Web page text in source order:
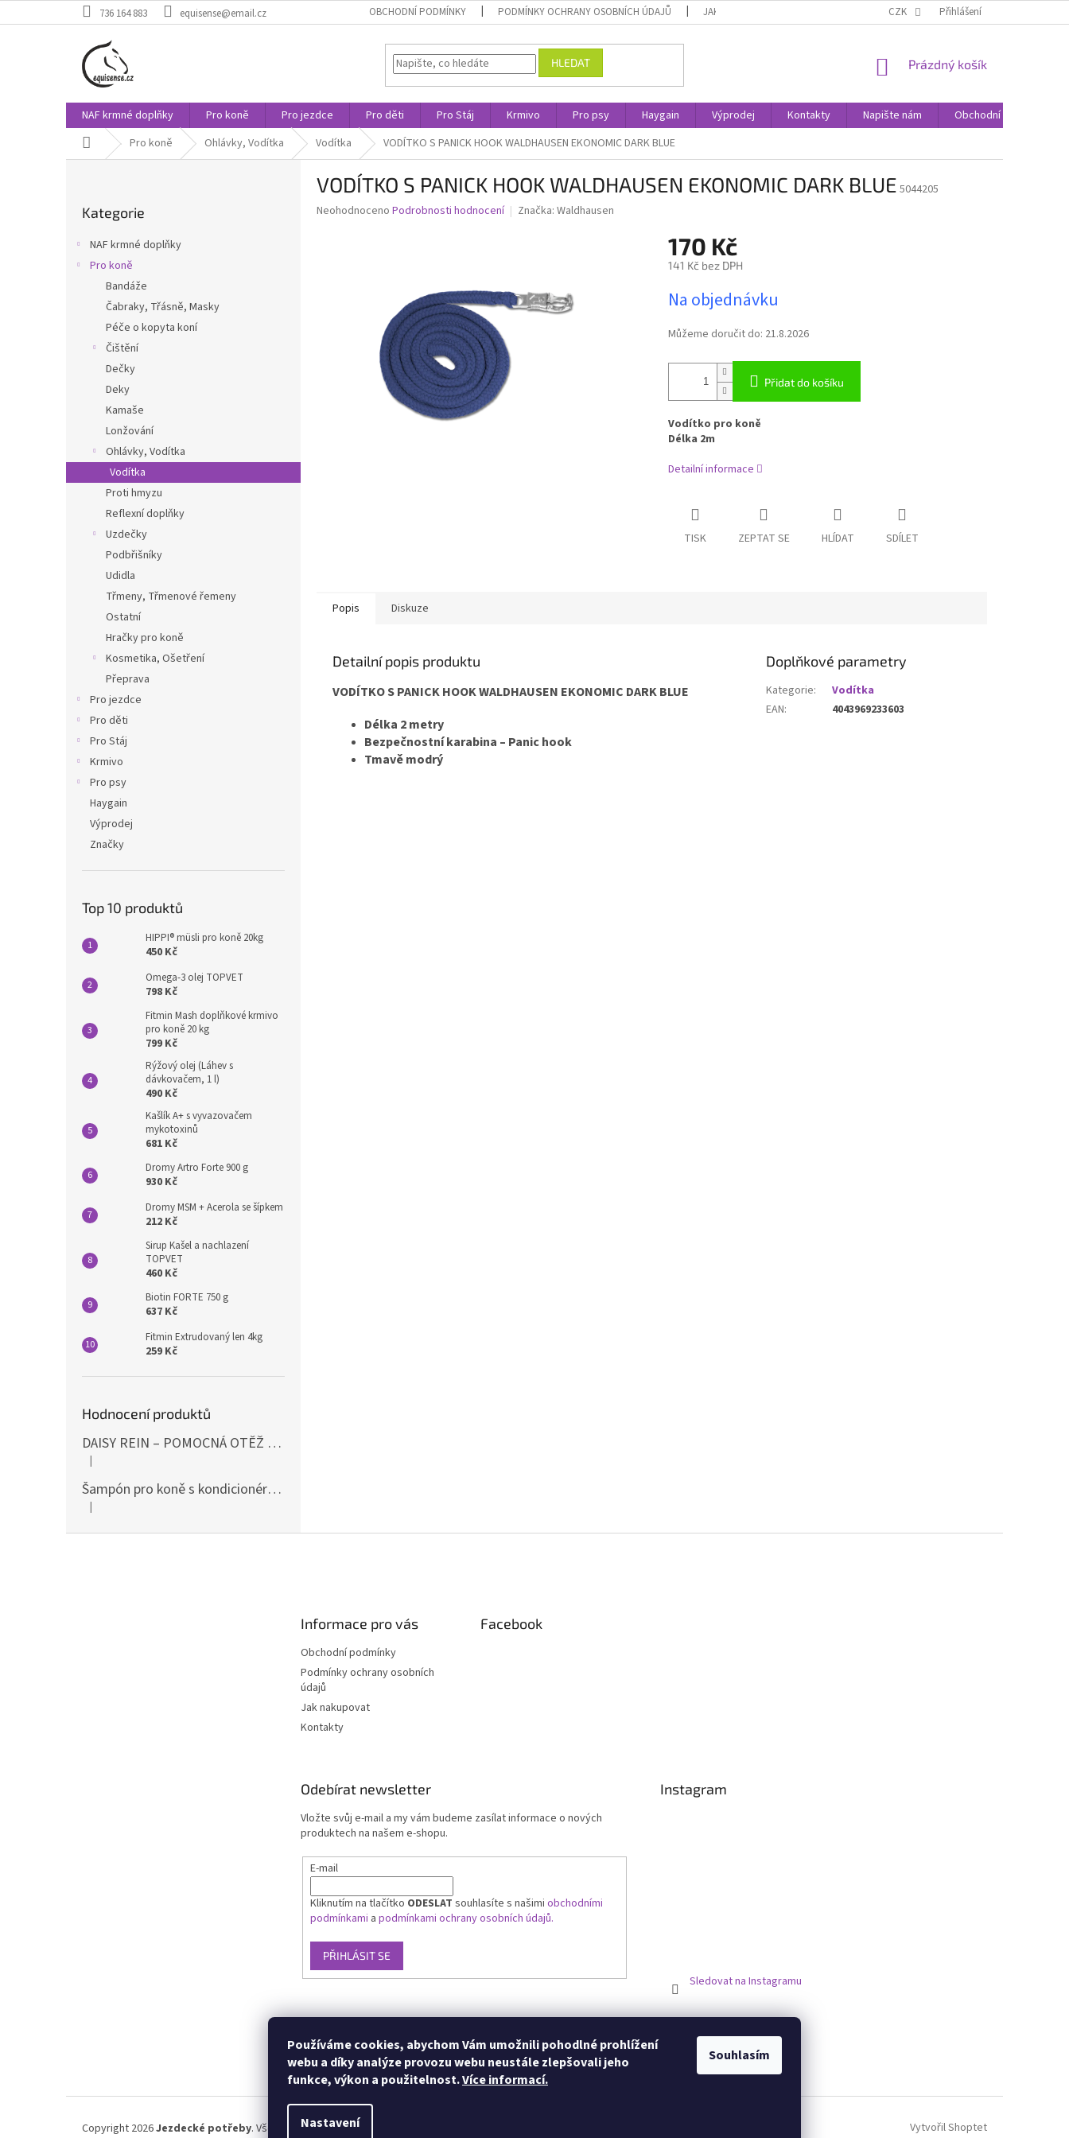
Používáme cookies, abychom Vám umožnili pohodlné prohlížení
webu a díky analýze provozu webu neustále zlepšovali jeho
funkce, výkon a použitelnost.Více informací.
Nastavení
Souhlasím
na
736 164 883 equisense@email.cz OBCHODNÍ PODMÍNKY PODMÍNKY OCHRANY OSOBNÍCH ÚDAJŮ JAK NAKUPOVAT CZK Přihlášení
HLEDAT
NÁKUPNÍ
Prázdný košík
NAF krmné doplňky Pro koně Pro jezdce Pro děti Pro Stáj Krmivo Pro psy Haygain Výprodej Kontakty Napište nám
Obchodní podmínky
Domů Pro koně Ohlávky, Vodítka Vodítka VODÍTKO S PANICK HOOK WALDHAUSEN EKONOMIC DARK BLUE
kategorie
Kategorie
NAF krmné doplňky
Pro koně
Bandáže
Čabraky, Třásně, Masky
Péče o kopyta koní
Čištění
Dečky
Deky
Kamaše
Lonžování
Ohlávky, Vodítka
Vodítka
Proti hmyzu
Reflexní doplňky
Uzdečky
Podbřišníky
Udidla
Třmeny, Třmenové řemeny
Ostatní
Hračky pro koně
Kosmetika, Ošetření
Přeprava
Pro jezdce
Pro děti
Pro Stáj
Krmivo
Pro psy
Haygain
Výprodej
Značky
Top 10 produktů
HIPPI® müsli pro koně 20kg
450 Kč
Omega-3 olej TOPVET
798 Kč
Fitmin Mash doplňkové krmivo
pro koně 20 kg
799 Kč
Rýžový olej (Láhev s
dávkovačem, 1 l)
490 Kč
Kašlík A+ s vyvazovačem
mykotoxinů
681 Kč
Dromy Artro Forte 900 g
930 Kč
Dromy MSM + Acerola se šípkem
212 Kč
Sirup Kašel a nachlazení
TOPVET
460 Kč
Biotin FORTE 750 g
637 Kč
Fitmin Extrudovaný len 4kg
259 Kč
Hodnocení produktů
DAISY REIN – POMOCNÁ OTĚŽ PROTI STAHOVÁNÍ HLAVY DOLŮ ČERNÁ SHIRES
Hodnocení produktu je 5 z 5 hvězdiček.
|
Šampón pro koně s kondicionérem 500ml Waldhausen
Hodnocení produktu je 5 z 5 hvězdiček.
|
VODÍTKO S PANICK HOOK WALDHAUSEN EKONOMIC DARK BLUE 5044205
Průměrné
Neohodnoceno Podrobnosti hodnocení Značka: Waldhausen
170 Kč
141 Kč bez DPH
cena:
Na objednávku
Můžeme doručit do: 21.8.2026
Přidat do košíku
Vodítko pro koně
Délka 2m
Detailní informace
TISK ZEPTAT SE HLÍDAT SDÍLET
Popis Diskuze
Detailní popis produktu
VODÍTKO S PANICK HOOK WALDHAUSEN EKONOMIC DARK BLUE
Délka 2 metry
Bezpečnostní karabina – Panic hook
Tmavě modrý
Doplňkové parametry
Kategorie:
Vodítka
EAN: 4043969233603
Informace pro vás
Obchodní podmínky
Podmínky ochrany osobních
údajů
Jak nakupovat
Kontakty
Facebook
Odebírat newsletter
Vložte svůj e-mail a my vám budeme zasílat informace o nových
produktech na našem e-shopu.
E-mail
Kliknutím na tlačítko ODESLAT souhlasíte s našimi obchodními
podmínkami a podmínkami ochrany osobních údajů.
PŘIHLÁSIT SE
Instagram
Sledovat na Instagramu
Vytvořil Shoptet
Copyright 2026Jezdecké potřeby. Všechna práva vyhrazena.